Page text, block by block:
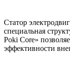
Статор
специальная
Poki Core»
эффективности